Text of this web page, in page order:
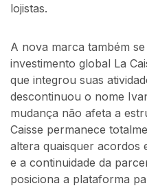
lojistas.
A nova marca também
investimento global La
que integrou suas
descontinuou o nome
mudança não afeta a
Caisse permanece
altera quaisquer acordos
e a continuidade da
posiciona a plataforma